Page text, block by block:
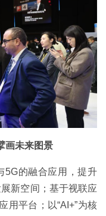
画未来图景
5G的融合应用，提升
新空间；基于视联应
用平台；以“AI+”为核